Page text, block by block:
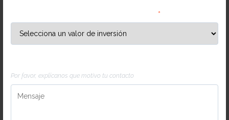
*
Por favor, explícanos que motivo tu contacto